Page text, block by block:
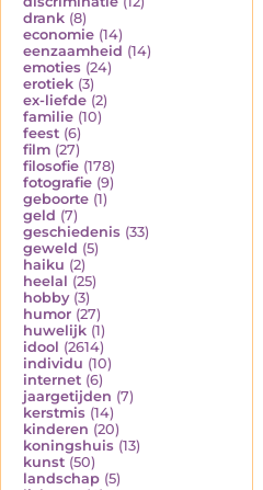
drank (8)
economie (14)
eenzaamheid (14)
emoties (24)
erotiek (3)
ex-liefde (2)
familie (10)
feest (6)
film (27)
filosofie (178)
fotografie (9)
geboorte (1)
geld (7)
geschiedenis (33)
geweld (5)
haiku (2)
heelal (25)
hobby (3)
humor (27)
huwelijk (1)
idool (2614)
individu (10)
internet (6)
jaargetijden (7)
kerstmis (14)
kinderen (20)
koningshuis (13)
kunst (50)
landschap (5)